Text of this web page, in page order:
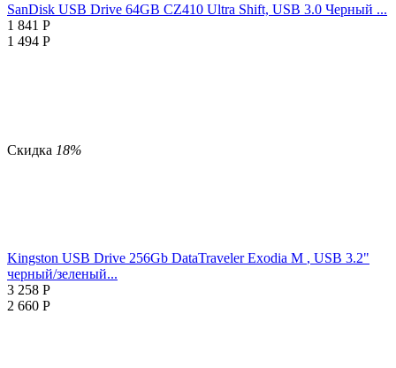
SanDisk USB Drive 64GB CZ410 Ultra Shift, USB 3.0 Черный ...
1 841 Р
1 494 Р
Скидка 18%
Kingston USB Drive 256Gb DataTraveler Exodia M , USB 3.2"
черный/зеленый...
3 258 Р
2 660 Р